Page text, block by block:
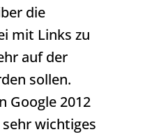
die
mit Links zu
auf der
sollen.
Google 2012
wichtiges